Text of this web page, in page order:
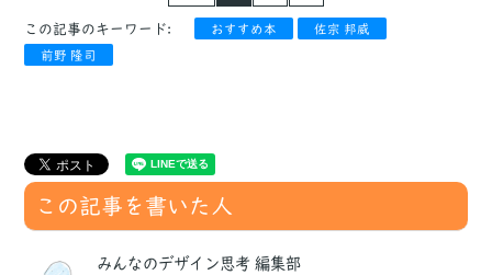
この記事のキーワード: おすすめ本 佐宗 邦威
前野 隆司
この記事を書いた人
みんなのデザイン思考 編集部